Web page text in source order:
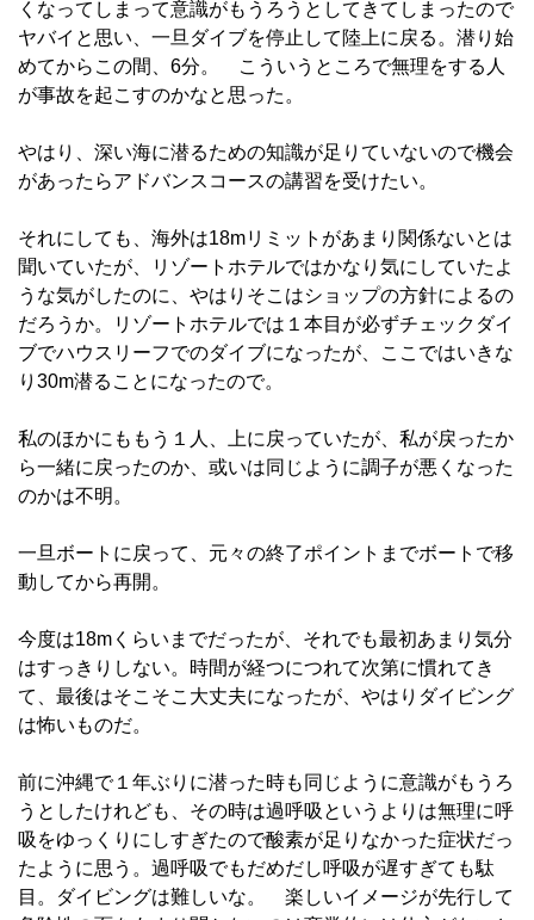
くなってしまって意識がもうろうとしてきてしまったので
ヤバイと思い、一旦ダイブを停止して陸上に戻る。潜り始
めてからこの間、6分。 こういうところで無理をする人
が事故を起こすのかなと思った。
やはり、深い海に潜るための知識が足りていないので機会
があったらアドバンスコースの講習を受けたい。
それにしても、海外は18mリミットがあまり関係ないとは
聞いていたが、リゾートホテルではかなり気にしていたよ
うな気がしたのに、やはりそこはショップの方針によるの
だろうか。リゾートホテルでは１本目が必ずチェックダイ
ブでハウスリーフでのダイブになったが、ここではいきな
り30m潜ることになったので。
私のほかにももう１人、上に戻っていたが、私が戻ったか
ら一緒に戻ったのか、或いは同じように調子が悪くなった
のかは不明。
一旦ボートに戻って、元々の終了ポイントまでボートで移
動してから再開。
今度は18mくらいまでだったが、それでも最初あまり気分
はすっきりしない。時間が経つにつれて次第に慣れてき
て、最後はそこそこ大丈夫になったが、やはりダイビング
は怖いものだ。
前に沖縄で１年ぶりに潜った時も同じように意識がもうろ
うとしたけれども、その時は過呼吸というよりは無理に呼
吸をゆっくりにしすぎたので酸素が足りなかった症状だっ
たように思う。過呼吸でもだめだし呼吸が遅すぎても駄
目。ダイビングは難しいな。 楽しいイメージが先行して